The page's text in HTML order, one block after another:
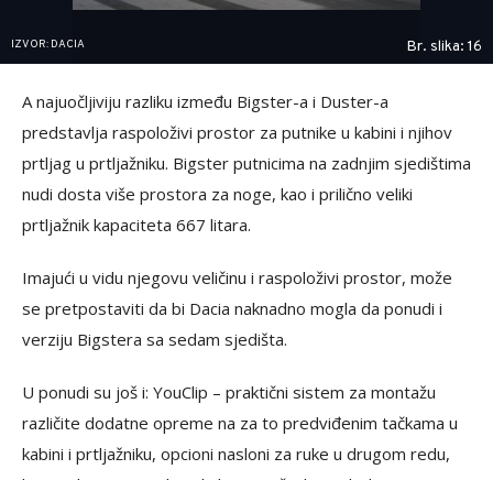
IZVOR: DACIA Br. slika: 16
A najuočljiviju razliku između Bigster-a i Duster-a
predstavlja raspoloživi prostor za putnike u kabini i njihov
prtljag u prtljažniku. Bigster putnicima na zadnjim sjedištima
nudi dosta više prostora za noge, kao i prilično veliki
prtljažnik kapaciteta 667 litara.
Imajući u vidu njegovu veličinu i raspoloživi prostor, može
se pretpostaviti da bi Dacia naknadno mogla da ponudi i
verziju Bigstera sa sedam sjedišta.
U ponudi su još i: YouClip – praktični sistem za montažu
različite dodatne opreme na za to predviđenim tačkama u
kabini i prtljažniku, opcioni nasloni za ruke u drugom redu,